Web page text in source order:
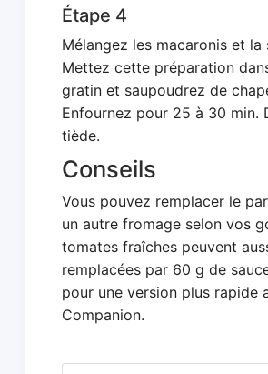
Étape 4
Mélangez les macaronis et la
Mettez cette préparation
gratin et saupoudrez de
Enfournez pour 25 à 30 min.
tiède.
Conseils
Vous pouvez remplacer le
un autre fromage selon vos
tomates fraîches peuvent
remplacées par 60 g de
pour une version plus rapide
Companion.